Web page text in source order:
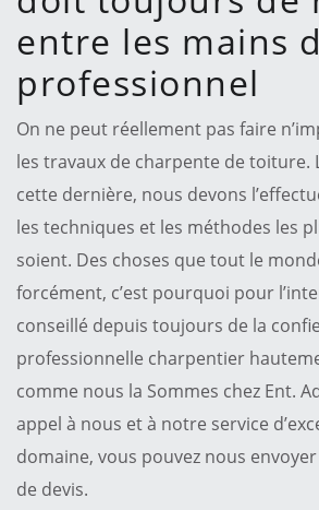
entre les mains
professionnel
On ne peut réellement pas faire
les travaux de charpente de toiture.
cette dernière, nous devons
les techniques et les méthodes les
soient. Des choses que tout le
forcément, c’est pourquoi pour
conseillé depuis toujours de la
professionnelle charpentier
comme nous la Sommes chez Ent.
appel à nous et à notre service
domaine, vous pouvez nous
de devis.